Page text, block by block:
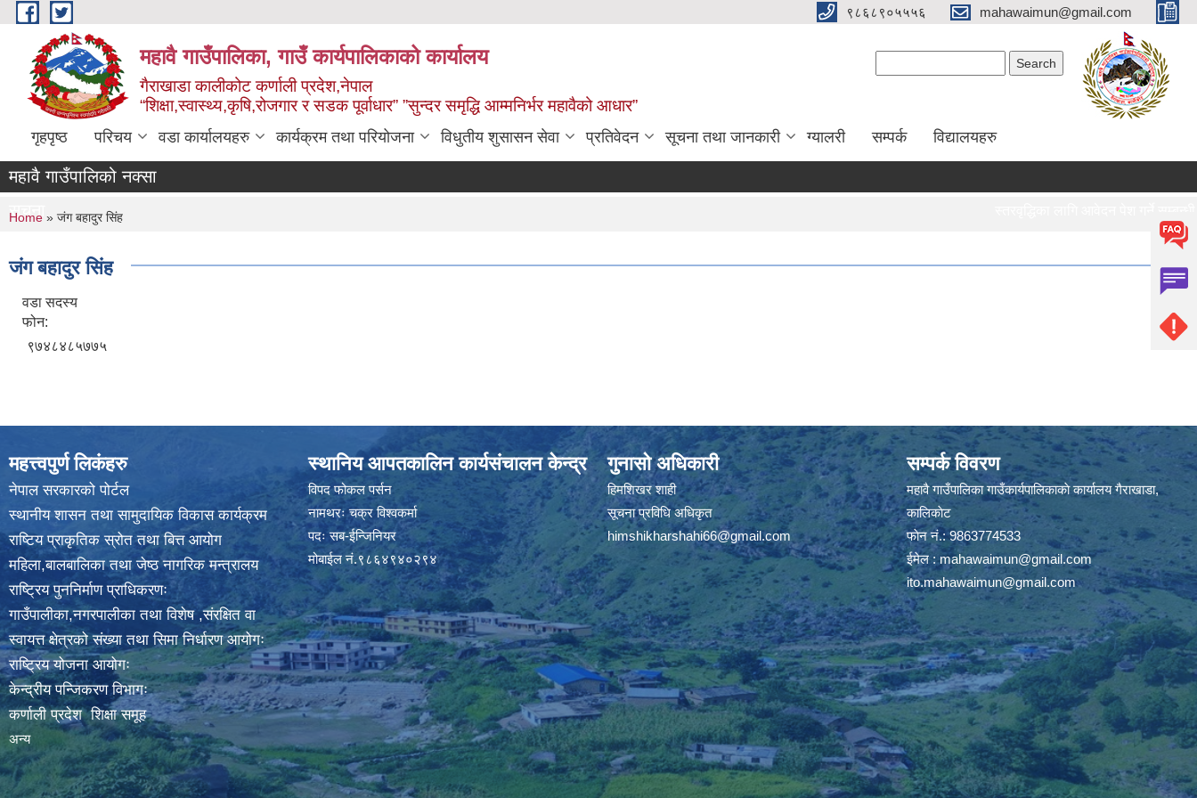
Skip to main content ९८६८९०५५५६ mahawaimun@gmail.com
महावै गाउँपालिका, गाउँ कार्यपालिकाको कार्यालय
गैराखाडा कालीकोट कर्णाली प्रदेश,नेपाल
“शिक्षा,स्वास्थ्य,कृषि,रोजगार र सडक पूर्वाधार” ”सुन्दर समृद्धि आम्मनिर्भर महावैको आधार”
गृहपृष्ठ परिचय वडा कार्यालयहरु कार्यक्रम तथा परियोजना विधुतीय शुसासन सेवा प्रतिवेदन सूचना तथा जानकारी ग्यालरी सम्पर्क विद्यालयहरु
महावै गाउँपालिको नक्सा
सूचना
You are here
Home » जंग बहादुर सिंह
जंग बहादुर सिंह
वडा सदस्य
फोन:
९७४८४८५७७५
महत्त्वपुर्ण लिकंहरु
नेपाल सरकारको पोर्टल
स्थानीय शासन तथा सामुदायिक विकास कार्यक्रम
राष्टिय प्राकृतिक स्रोत तथा बित्त आयोग
महिला,बालबालिका तथा जेष्ठ नागरिक मन्त्रालय
राष्ट्रिय पुननिर्माण प्राधिकरणः
गाउँपालीका,नगरपालीका तथा विशेष ,संरक्षित वा
स्वायत्त क्षेत्रको संख्या तथा सिमा निर्धारण आयोगः
राष्ट्रिय योजना आयोगः
केन्द्रीय पन्जिकरण विभागः
कर्णाली प्रदेश शिक्षा समूह
अन्य
स्थानिय आपतकालिन कार्यसंचालन केन्द्र
विपद फोकल पर्सन
नामथरः चक्र विश्वकर्मा
पदः सब-ईन्जिनियर
मोबाईल नं.९८६४९४०२९४
गुनासो अधिकारी
हिमशिखर शाही
सूचना प्रविधि अधिकृत
himshikharshahi66@gmail.com
सम्पर्क विवरण
महावै गाउँपालिका गाउँकार्यपालिकाकाे कार्यालय गैराखाडा,
कालिकाेट
फाेन नं.: 9863774533
ईमेल :mahawaimun@gmail.com
ito.mahawaimun@gmail.com